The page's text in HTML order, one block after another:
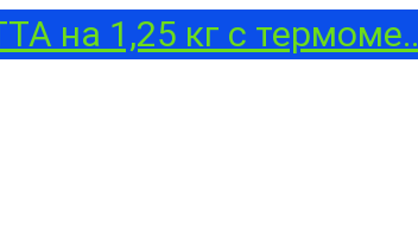
на 1,25 кг с термоме..